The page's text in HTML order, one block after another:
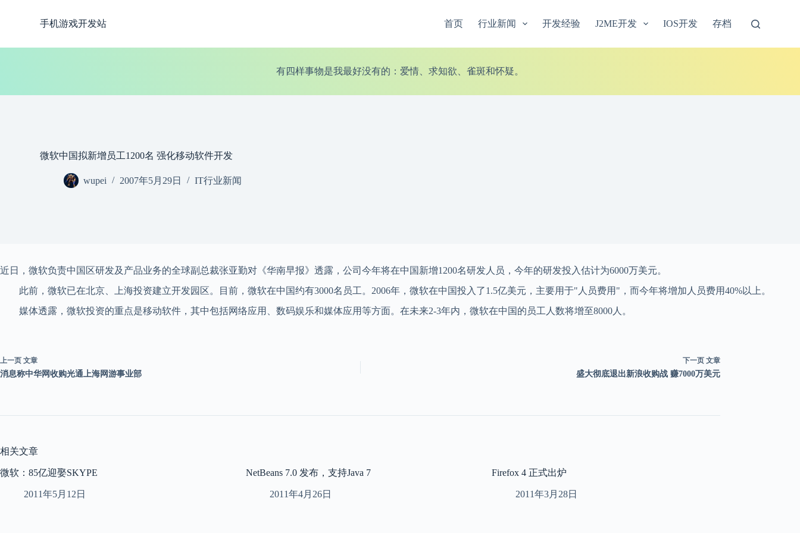
容
手机游戏开发站 首页 行业新闻 开发经验 J2ME开发 IOS开发 存档
有四样事物是我最好没有的：爱情、求知欲、雀斑和怀疑。
微软中国拟新增员工1200名 强化移动软件开发
wupei 2007年5月29日 IT行业新闻
近日，微软负责中国区研发及产品业务的全球副总裁张亚勤对《华南早报》透露，公司今年将在中国新增1200名研发人员，今年的研发投入估计为6000万美元。
此前，微软已在北京、上海投资建立开发园区。目前，微软在中国约有3000名员工。2006年，微软在中国投入了1.5亿美元，主要用于"人员费用"，而今年将增加人员费用40%以上。
媒体透露，微软投资的重点是移动软件，其中包括网络应用、数码娱乐和媒体应用等方面。在未来2-3年内，微软在中国的员工人数将增至8000人。
上一页 文章
消息称中华网收购光通上海网游事业部
下一页 文章
盛大彻底退出新浪收购战 赚7000万美元
相关文章
微软：85亿迎娶SKYPE
2011年5月12日
NetBeans 7.0 发布，支持Java 7
2011年4月26日
Firefox 4 正式出炉
2011年3月28日